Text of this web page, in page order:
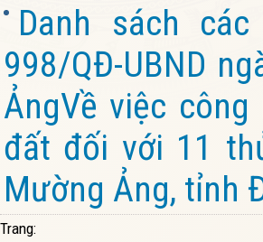
Danh sách
998/QĐ-UBND
ẢngVề việc
đất đối với 11
Mường Ảng, tỉnh
Trang: